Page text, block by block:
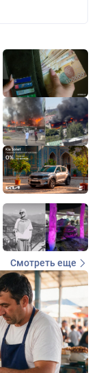
Смотреть еще